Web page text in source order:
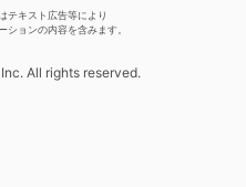
テキスト広告等により
ションの内容を含みます。
All rights reserved.